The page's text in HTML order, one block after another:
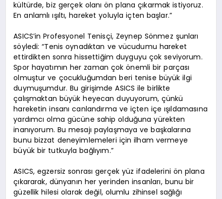
kültürde, biz gerçek olanı ön plana çıkarmak istiyoruz.
En anlamlı ışıltı, hareket yoluyla içten başlar.”
ASICS’in Profesyonel Tenisçi, Zeynep Sönmez şunları
söyledi: “Tenis oynadıktan ve vücudumu hareket
ettirdikten sonra hissettiğim duyguyu çok seviyorum.
Spor hayatımın her zaman çok önemli bir parçası
olmuştur ve çocukluğumdan beri tenise büyük ilgi
duymuşumdur. Bu girişimde ASICS ile birlikte
çalışmaktan büyük heyecan duyuyorum, çünkü
hareketin insanı canlandırma ve içten içe ışıldamasına
yardımcı olma gücüne sahip olduğuna yürekten
inanıyorum. Bu mesajı paylaşmaya ve başkalarına
bunu bizzat deneyimlemeleri için ilham vermeye
büyük bir tutkuyla bağlıyım.”
ASICS, egzersiz sonrası gerçek yüz ifadelerini ön plana
çıkararak, dünyanın her yerinden insanları, bunu bir
güzellik hilesi olarak değil, olumlu zihinsel sağlığı